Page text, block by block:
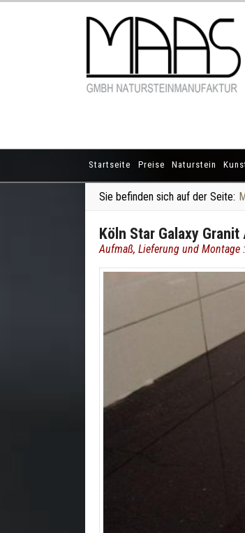
Startseite Preise Naturstein
Sie befinden sich auf der Seite:
Köln Star Galaxy
Aufmaß, Lieferung und Montage